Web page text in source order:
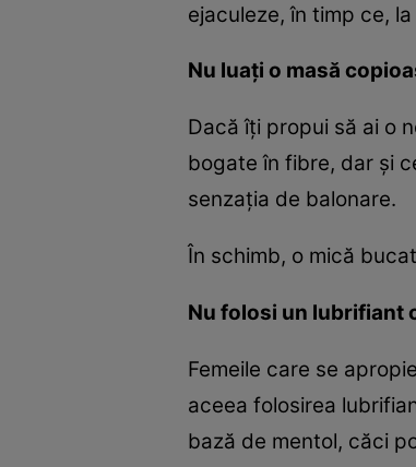
ejaculeze, în timp ce,
Nu luaţi o masă
Dacă îţi propui să ai o
bogate în fibre, dar şi
senzaţia de balonare.
În schimb, o mică
Nu folosi un lubrifiant
Femeile care se
aceea folosirea
bază de mentol, căci